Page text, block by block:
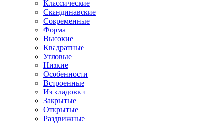
Классические
Скандинавские
Современные
Форма
Высокие
Квадратные
Угловые
Низкие
Особенности
Встроенные
Из кладовки
Закрытые
Открытые
Раздвижные